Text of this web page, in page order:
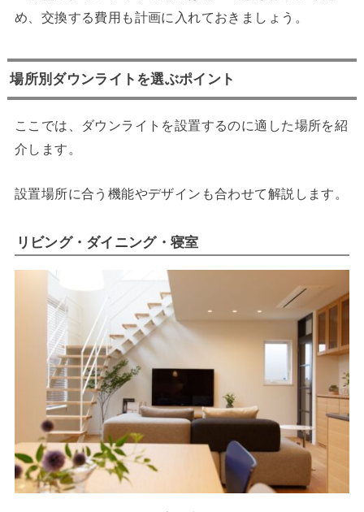
め、交換する費用も計画に入れておきましょう。
場所別ダウンライトを選ぶポイント
ここでは、ダウンライトを設置するのに適した場所を紹
介します。
設置場所に合う機能やデザインも合わせて解説します。
リビング・ダイニング・寝室